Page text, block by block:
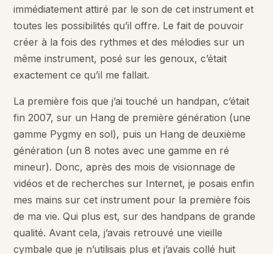
immédiatement attiré par le son de cet instrument et
toutes les possibilités qu’il offre. Le fait de pouvoir
créer à la fois des rythmes et des mélodies sur un
même instrument, posé sur les genoux, c’était
exactement ce qu’il me fallait.
La première fois que j’ai touché un handpan, c’était
fin 2007, sur un Hang de première génération (une
gamme Pygmy en sol), puis un Hang de deuxième
génération (un 8 notes avec une gamme en ré
mineur). Donc, après des mois de visionnage de
vidéos et de recherches sur Internet, je posais enfin
mes mains sur cet instrument pour la première fois
de ma vie. Qui plus est, sur des handpans de grande
qualité. Avant cela, j’avais retrouvé une vieille
cymbale que je n’utilisais plus et j’avais collé huit